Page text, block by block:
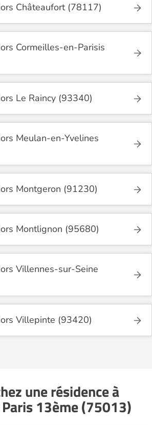
Châteaufort (78117)
Cormeilles-en-Parisis
Le Raincy (93340)
Meulan-en-Yvelines
Montgeron (91230)
Montlignon (95680)
Villennes-sur-Seine
Villepinte (93420)
une résidence à
13ème (75013)